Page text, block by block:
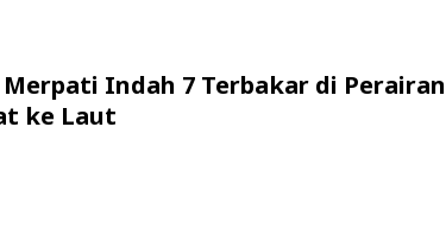
Indah 7 Terbakar di Perairan
ke Laut